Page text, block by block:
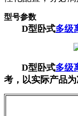
型号参数
D型卧式多级
D型 卧式多级
考，以实际产品为